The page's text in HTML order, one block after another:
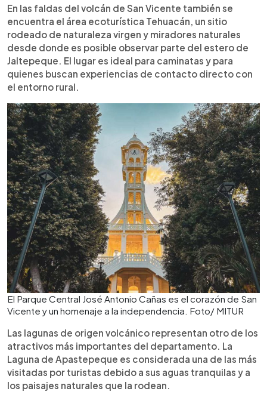
En las faldas del volcán de San Vicente también se
encuentra el área ecoturística Tehuacán, un sitio
rodeado de naturaleza virgen y miradores naturales
desde donde es posible observar parte del estero de
Jaltepeque. El lugar es ideal para caminatas y para
quienes buscan experiencias de contacto directo con
el entorno rural.
El Parque Central José Antonio Cañas es el corazón de San
Vicente y un homenaje a la independencia. Foto/ MITUR
Las lagunas de origen volcánico representan otro de los
atractivos más importantes del departamento. La
Laguna de Apastepeque es considerada una de las más
visitadas por turistas debido a sus aguas tranquilas y a
los paisajes naturales que la rodean.